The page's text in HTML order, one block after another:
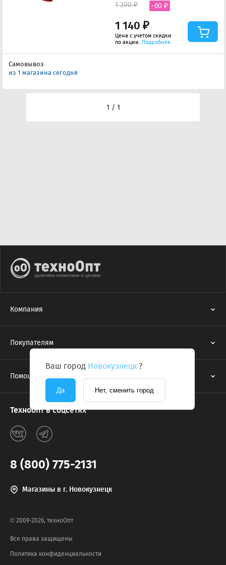
1 140 ₽
1 200 ₽ -60 ₽
Цена с учетом скидки
по акции. Подробнее
Самовывоз
из 1 магазина сегодня
1 / 1
Ваш город Новокузнецк ?
Да Нет, сменить город
Компания
Покупателям
Помощь
Техноопт в соцсетях
8 (800) 775-2131
Магазины в г. Новокузнецк
© 2009-2026, техноОпт
Все права защищены
Политика конфиденциальности